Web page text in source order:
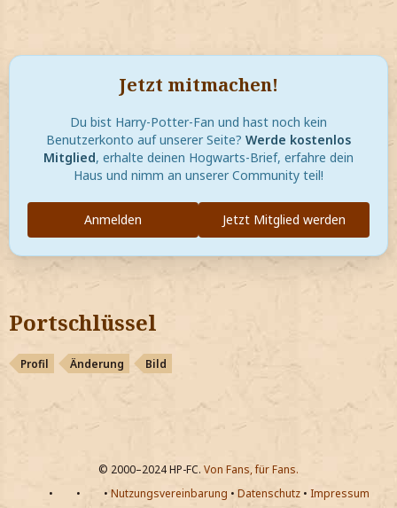
Jetzt mitmachen!
Du bist Harry-Potter-Fan und hast noch kein
Benutzerkonto auf unserer Seite? Werde kostenlos
Mitglied, erhalte deinen Hogwarts-Brief, erfahre dein
Haus und nimm an unserer Community teil!
Jetzt Mitglied werden
Anmelden
Portschlüssel
Profil Änderung Bild
© 2000–2024 HP-FC. Von Fans, für Fans.
•
• • Nutzungsvereinbarung • Datenschutz• Impressum